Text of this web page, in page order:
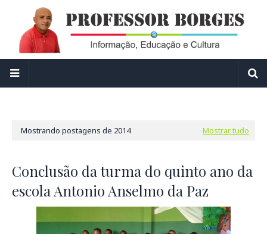
Mostrando postagens de 2014 Mostrar tudo
Conclusão da turma do quinto ano da
escola Antonio Anselmo da Paz